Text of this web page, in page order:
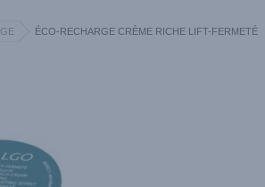
ÉCO-RECHARGE CRÈME RICHE LIFT-FERMETÉ